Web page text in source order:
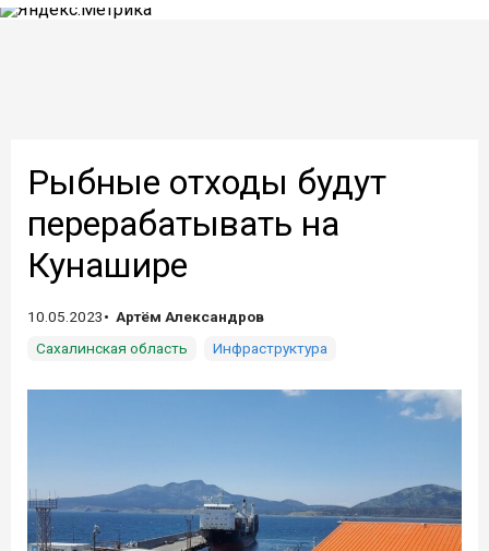
Рыбные отходы будут
перерабатывать на
Кунашире
10.05.2023
Артём Александров
Сахалинская область
Инфраструктура